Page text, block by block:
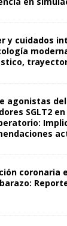
y cuidados
agonistas
SGLT2
coronaria